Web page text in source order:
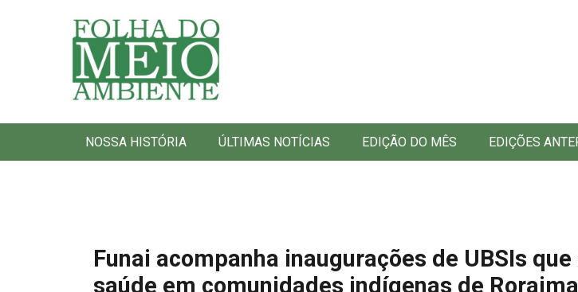
Folha do Meio Ambiente
NOSSA HISTÓRIA ÚLTIMAS NOTÍCIAS EDIÇÃO DO MÊS EDIÇÕES
Funai acompanha inaugurações de UBSIs
saúde em comunidades indígenas de Roraima